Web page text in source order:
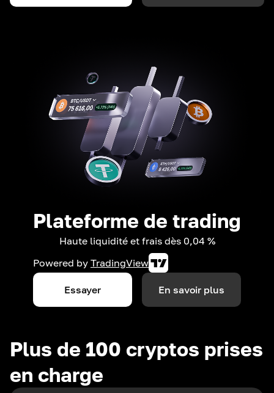
Plateforme de trading
Haute liquidité et frais dès 0,04 %
Powered by TradingView
Essayer En savoir plus
Plus de 100 cryptos prises
en charge